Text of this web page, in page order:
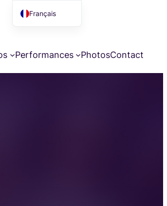
Performances PhotosContact
Français